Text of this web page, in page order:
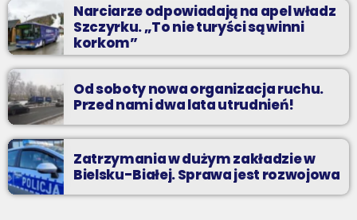
Narciarze odpowiadają na apel władz
Szczyrku. „To nie turyści są winni
korkom”
Od soboty nowa organizacja ruchu.
Przed nami dwa lata utrudnień!
Zatrzymania w dużym zakładzie w
Bielsku-Białej. Sprawa jest rozwojowa